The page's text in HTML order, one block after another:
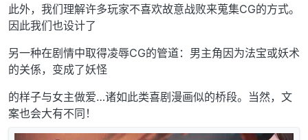
此外，我们理解许多玩家不喜欢故意战败来蒐集CG的方式。
因此我们也设计了
另一种在剧情中取得凌辱CG的管道：男主角因为法宝或妖术
的关係，变成了妖怪
的样子与女主做爱…诸如此类喜剧漫画似的桥段。当然，文
案也会大有不同！